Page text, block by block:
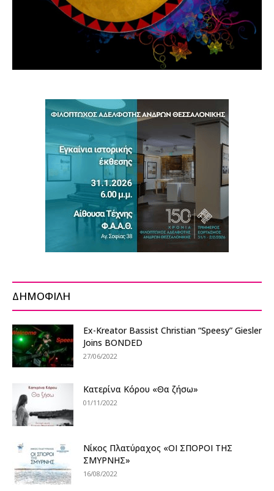
ΔΗΜΟΦΙΛΗ
Ex-Kreator Bassist Christian “Speesy” Giesler
Joins BONDED
27/06/2022
Κατερίνα Κόρου «Θα ζήσω»
01/11/2022
Νίκος Πλατύραχος «ΟΙ ΣΠΟΡΟΙ ΤΗΣ
ΣΜΥΡΝΗΣ»
16/08/2022